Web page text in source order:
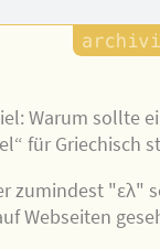
Warum sollte
für Griechisch
zumindest "ελ"
Webseiten